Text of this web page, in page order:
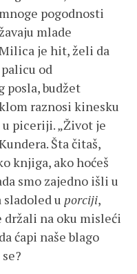
pogodnosti
mlade
je hit, želi da
od
posla, budžet
raznosi kinesku
u piceriji. „Život je
Šta čitaš,
knjiga, ako hoćeš
smo zajedno išli u
sladoled u porciji,
na oku misleći
ćapi naše blago
se?